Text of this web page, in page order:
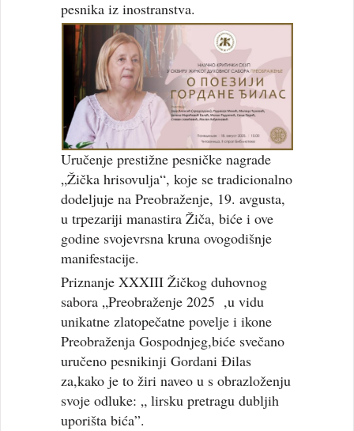
pesnika iz inostranstva.
Uručenje prestižne pesničke nagrade
„Žička hrisovulja“, koje se tradicionalno
dodeljuje na Preobraženje, 19. avgusta,
u trpezariji manastira Žiča, biće i ove
godine svojevrsna kruna ovogodišnje
manifestacije.
Priznanje XXXIII Žičkog duhovnog
sabora „Preobraženje 2025 ,u vidu
unikatne zlatopečatne povelje i ikone
Preobraženja Gospodnjeg,biće svečano
uručeno pesnikinji Gordani Đilas
za,kako je to žiri naveo u s obrazloženju
svoje odluke: „ lirsku pretragu dubljih
uporišta bića”.